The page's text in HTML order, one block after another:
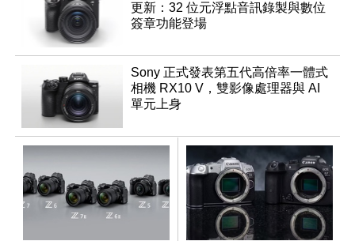
更新：32 位元浮點音訊錄製與數位
簽章功能登場
Sony 正式發表第五代高倍率一體式
相機 RX10 V，雙影像處理器與 AI
單元上身